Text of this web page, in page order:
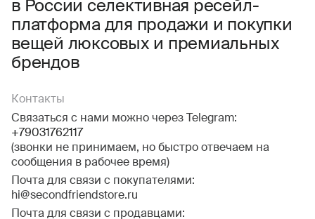
в России селективная ресейл-
платформа для продажи и покупки
вещей люксовых и премиальных
брендов
Контакты
Связаться с нами можно через Telegram:
+79031762117
(звонки не принимаем, но быстро отвечаем на
сообщения в рабочее время)
Почта для связи с покупателями:
hi@secondfriendstore.ru
Почта для связи с продавцами:
Даю согласие на получение рекламной информации.